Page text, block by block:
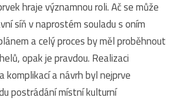
hraje významnou roli. Ač se může
síň v naprostém souladu s oním
a celý proces by měl proběhnout
opak je pravdou. Realizaci
komplikací a návrh byl nejprve
postrádání místní kulturní